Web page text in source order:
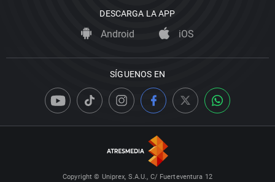
DESCARGA LA APP
Android iOS
SÍGUENOS EN
Copyright © Uniprex, S.A.U., C/ Fuerteventura 12